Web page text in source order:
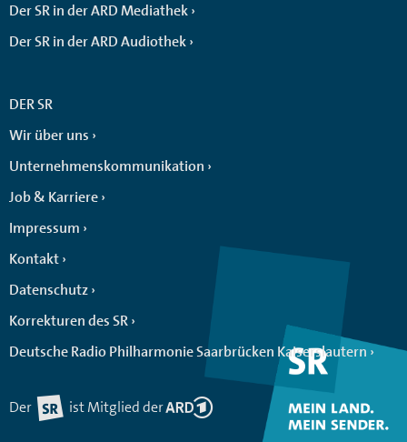
Der SR in der ARD Mediathek
Der SR in der ARD Audiothek
DER SR
Wir über uns
Unternehmenskommunikation
Job & Karriere
Impressum
Kontakt
Datenschutz
Korrekturen des SR
Deutsche Radio Philharmonie Saarbrücken Kaiserslautern
Der ist Mitglied der